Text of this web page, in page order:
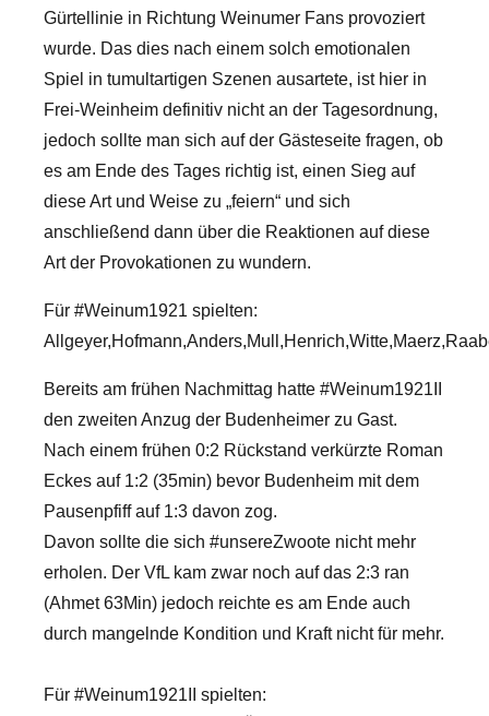
Gürtellinie in Richtung Weinumer Fans provoziert
wurde. Das dies nach einem solch emotionalen
Spiel in tumultartigen Szenen ausartete, ist hier in
Frei-Weinheim definitiv nicht an der Tagesordnung,
jedoch sollte man sich auf der Gästeseite fragen, ob
es am Ende des Tages richtig ist, einen Sieg auf
diese Art und Weise zu „feiern“ und sich
anschließend dann über die Reaktionen auf diese
Art der Provokationen zu wundern.
Für #Weinum1921 spielten:
Bereits am frühen Nachmittag hatte #Weinum1921II
den zweiten Anzug der Budenheimer zu Gast.
Nach einem frühen 0:2 Rückstand verkürzte Roman
Eckes auf 1:2 (35min) bevor Budenheim mit dem
Pausenpfiff auf 1:3 davon zog.
Davon sollte die sich #unsereZwoote nicht mehr
erholen. Der VfL kam zwar noch auf das 2:3 ran
(Ahmet 63Min) jedoch reichte es am Ende auch
durch mangelnde Kondition und Kraft nicht für mehr.
Für #Weinum1921II spielten: